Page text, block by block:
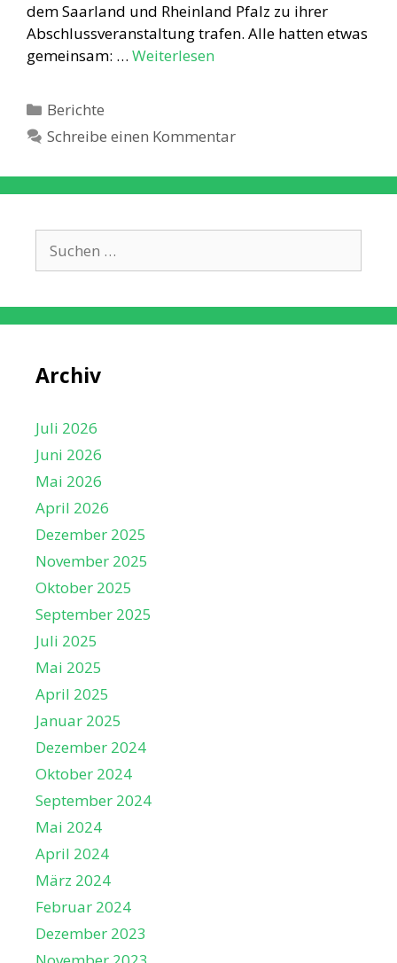
dem Saarland und Rheinland Pfalz zu ihrer
Abschlussveranstaltung trafen. Alle hatten etwas
gemeinsam: … Weiterlesen
Kategorien
Berichte
Schreibe einen Kommentar
nach:
Archiv
Juli 2026
Juni 2026
Mai 2026
April 2026
Dezember 2025
November 2025
Oktober 2025
September 2025
Juli 2025
Mai 2025
April 2025
Januar 2025
Dezember 2024
Oktober 2024
September 2024
Mai 2024
April 2024
März 2024
Februar 2024
Dezember 2023